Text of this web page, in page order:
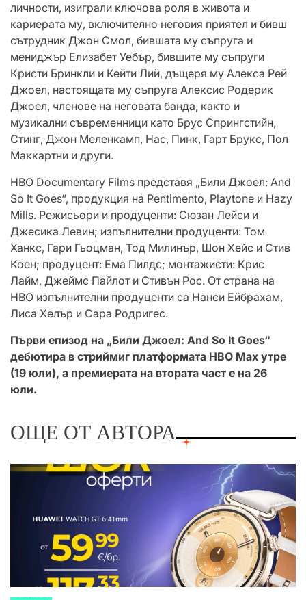
личности, изиграли ключова роля в живота и
кариерата му, включително неговия приятел и бивш
сътрудник Джон Смол, бившата му съпруга и
мениджър Елизабет Уебър, бившите му съпруги
Кристи Бринкли и Кейти Лий, дъщеря му Алекса Рей
Джоел, настоящата му съпруга Алексис Родерик
Джоел, членове на неговата банда, както и
музикални съвременници като Брус Спрингстийн,
Стинг, Джон Меленкамп, Нас, Пинк, Гарт Брукс, Пол
Маккартни и други.
HBO Documentary Films представя „Били Джоел: And
So It Goes“, продукция на Pentimento, Playtone и Hazy
Mills. Режисьори и продуценти: Сюзан Лейси и
Джесика Левин; изпълнителни продуценти: Том
Ханкс, Гари Гьоцман, Тод Милинър, Шон Хейс и Стив
Коен; продуцент: Ема Пилдс; монтажисти: Крис
Лайм, Джеймс Пайлот и Стивън Рос. От страна на
HBO изпълнителни продуценти са Нанси Ейбрахам,
Лиса Хелър и Сара Родригес.
Първи епизод на „Били Джоел: And So It Goes“
дебютира в стриймиг платформата HBO Max утре
(19 юли), а премиерата на втората част е на 26
юли.
ОЩЕ ОТ АВТОРА